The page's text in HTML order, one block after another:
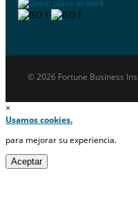
© 2026 Fortune Business
×
Usamos cookies.
para mejorar su experiencia.
Aceptar